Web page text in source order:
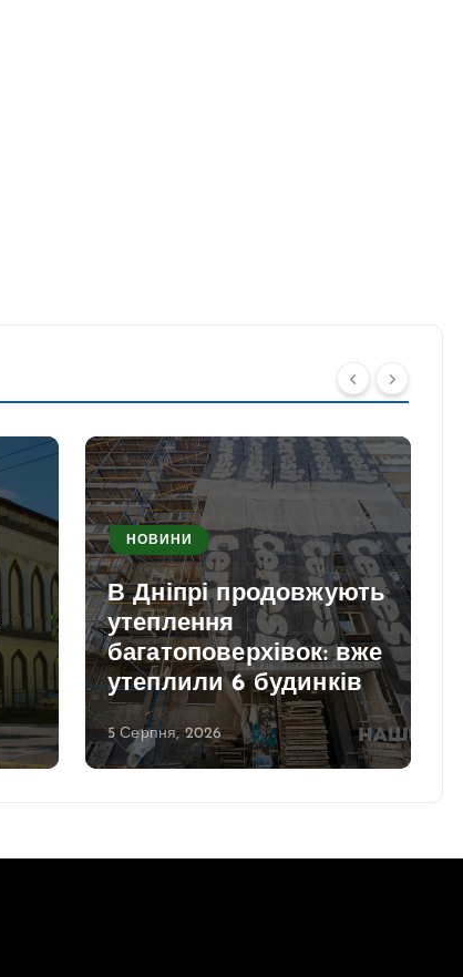
НОВИНИ
В Дніпрі продовжують
утеплення
багатоповерхівок: вже
утеплили 6 будинків
5 Серпня, 2026